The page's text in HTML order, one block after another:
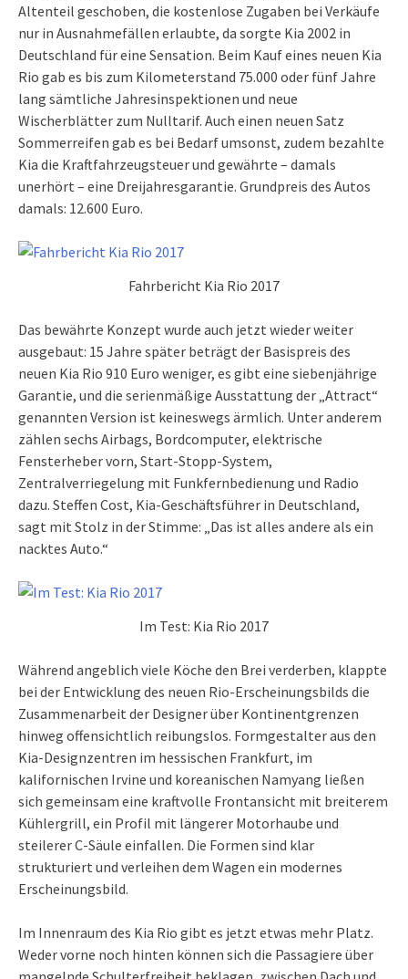
Altenteil geschoben, die kostenlose Zugaben bei Verkäufe
nur in Ausnahmefällen erlaubte, da sorgte Kia 2002 in
Deutschland für eine Sensation. Beim Kauf eines neuen Kia
Rio gab es bis zum Kilometerstand 75.000 oder fünf Jahre
lang sämtliche Jahresinspektionen und neue
Wischerblätter zum Nulltarif. Auch einen neuen Satz
Sommerreifen gab es bei Bedarf umsonst, zudem bezahlte
Kia die Kraftfahrzeugsteuer und gewährte – damals
unerhört – eine Dreijahresgarantie. Grundpreis des Autos
damals: 12.600 Euro.
Fahrbericht Kia Rio 2017
Das bewährte Konzept wurde auch jetzt wieder weiter
ausgebaut: 15 Jahre später beträgt der Basispreis des
neuen Kia Rio 910 Euro weniger, es gibt eine siebenjährige
Garantie, und die serienmäßige Ausstattung der „Attract“
genannten Version ist keineswegs ärmlich. Unter anderem
zählen sechs Airbags, Bordcomputer, elektrische
Fensterheber vorn, Start-Stopp-System,
Zentralverriegelung mit Funkfernbedienung und Radio
dazu. Steffen Cost, Kia-Geschäftsführer in Deutschland,
sagt mit Stolz in der Stimme: „Das ist alles andere als ein
nacktes Auto.“
Im Test: Kia Rio 2017
Während angeblich viele Köche den Brei verderben, klappte
bei der Entwicklung des neuen Rio-Erscheinungsbilds die
Zusammenarbeit der Designer über Kontinentgrenzen
hinweg offensichtlich reibungslos. Formgestalter aus den
Kia-Designzentren im hessischen Frankfurt, im
kalifornischen Irvine und koreanischen Namyang ließen
sich gemeinsam eine kraftvolle Frontansicht mit breiterem
Kühlergrill, ein Profil mit längerer Motorhaube und
steilerer C-Säule einfallen. Die Formen sind klar
strukturiert und verleihen dem Wagen ein modernes
Erscheinungsbild.
Im Innenraum des Kia Rio gibt es jetzt etwas mehr Platz.
Weder vorne noch hinten können sich die Passagiere über